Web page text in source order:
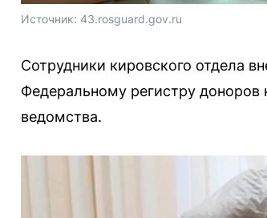
Источник: 43.rosguard.gov.ru
Сотрудники кировского отдела
Федеральному регистру
ведомства.